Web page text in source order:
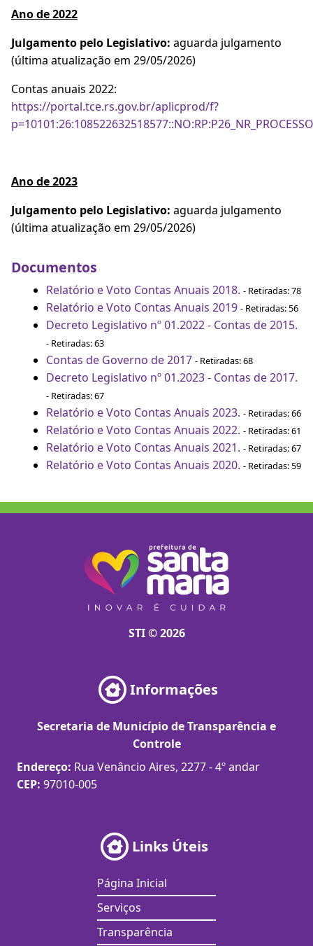
Ano de 2022
Julgamento pelo Legislativo: aguarda julgamento
(última atualização em 29/05/2026)
Contas anuais 2022:
https://portal.tce.rs.gov.br/aplicprod/f?
Ano de 2023
Julgamento pelo Legislativo: aguarda julgamento
(última atualização em 29/05/2026)
Documentos
Relatório e Voto Contas Anuais 2018. - Retiradas: 78
Relatório e Voto Contas Anuais 2019 - Retiradas: 56
Decreto Legislativo nº 01.2022 - Contas de 2015.
- Retiradas: 63
Contas de Governo de 2017 - Retiradas: 68
Decreto Legislativo nº 01.2023 - Contas de 2017.
- Retiradas: 67
Relatório e Voto Contas Anuais 2023. - Retiradas: 66
Relatório e Voto Contas Anuais 2022. - Retiradas: 61
Relatório e Voto Contas Anuais 2021. - Retiradas: 67
Relatório e Voto Contas Anuais 2020. - Retiradas: 59
STI © 2026
Informações
Secretaria de Município de Transparência e
Controle
Endereço: Rua Venâncio Aires, 2277 - 4º andar
CEP: 97010-005
Links Úteis
Página Inicial
Serviços
Transparência